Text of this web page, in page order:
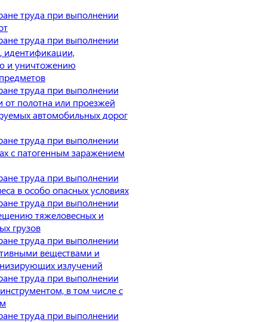
труда при выполнении
труда при выполнении
идентификации,
и уничтожению
труда при выполнении
от полотна или проезжей
автомобильных дорог
труда при выполнении
с патогенным заражением
труда при выполнении
в особо опасных условиях
труда при выполнении
тяжеловесных и
грузов
труда при выполнении
веществами и
излучений
труда при выполнении
в том числе с
труда при выполнении